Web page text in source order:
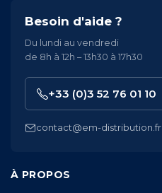
À PROPOS
Besoin d'aide ?
Du lundi au vendredi
de 8h à 12h – 13h30 à 17h30
+33 (0)3 52 76 01 10
contact@em-distribution.fr